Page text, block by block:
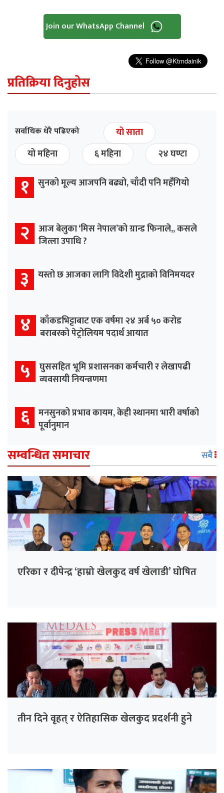
Join our WhatsApp Channel
प्रतिक्रिया दिनुहोस
सर्वाधिक धेरै पढिएको
यो साता
यो महिना
६ महिना २४ घण्टा
१ सुनको मूल्य आजपनि बढ्यो, चाँदी पनि महँगियो
२
आज बेलुका ‘मिस नेपाल’को ग्रान्ड फिनाले,, कसले
जित्ला उपाधि ?
३ यस्तो छ आजका लागि विदेशी मुद्राको विनिमयदर
४
काँकडभिट्टाबाट एक वर्षमा २४ अर्ब ५० करोड
बराबरको पेट्रोलियम पदार्थ आयात
५
घुससहित भूमि प्रशासनका कर्मचारी र लेखापढी
व्यवसायी नियन्त्रणमा
६ मनसुनको प्रभाव कायम, केही स्थानमा भारी वर्षाको
पूर्वानुमान
सम्वन्धित समाचार सबै
एरिका र दीपेन्द्र ‘हाम्रो खेलकुद वर्ष खेलाडी’ घोषित
तीन दिने वृहत् र ऐतिहासिक खेलकुद प्रदर्शनी हुने